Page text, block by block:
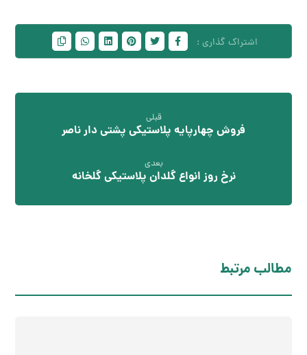
قبلی
فروش چهارپایه پلاستیکی پشتی دار ناصر
بعدی
نرخ روز انواع گلدان پلاستیکی گلخانه
مطالب مرتبط